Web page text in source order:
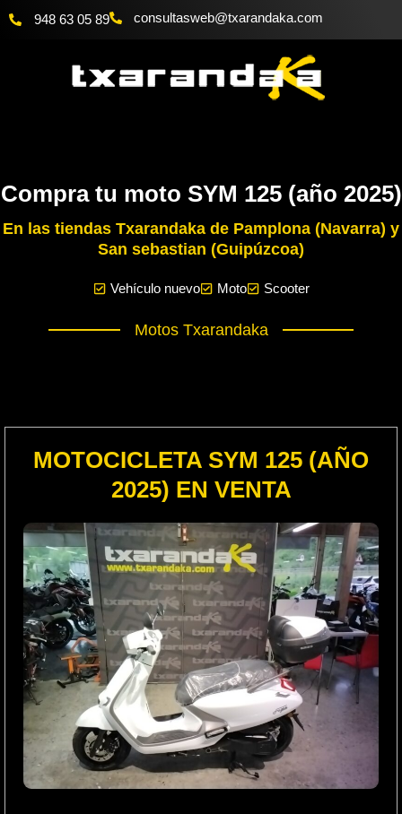
948 63 05 89 moc.akadnaraxt
@bewsatlusnoc
Compra tu moto SYM 125 (año 2025)
En las tiendas Txarandaka de Pamplona (Navarra) y
San sebastian (Guipúzcoa)
Vehículo nuevo Moto Scooter
Motos Txarandaka
MOTOCICLETA SYM 125 (AÑO
2025) EN VENTA